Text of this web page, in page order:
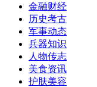
金融财经
历史考古
军事动态
兵器知识
人物传志
美食资讯
护肤美容